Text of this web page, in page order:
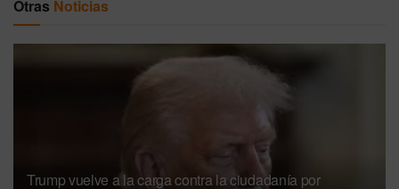
Otras Noticias
Trump vuelve a la carga contra la ciudadanía por